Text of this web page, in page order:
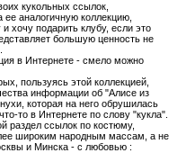
кукольных ссылок,
аналогичную коллекцию,
хочу подарить клубу, если это
большую ценность не
в Интернете - смело можно
пользуясь этой коллекцией,
информации об "Алисе из
которая на него обрушилась
то в Интернете по слову "кукла".
раздел ссылок по костюму,
широким народным массам, а не
и Минска - с любовью :